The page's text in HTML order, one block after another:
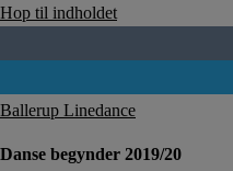
Hop til indholdet
Ballerup Linedance
Danse begynder 2019/20